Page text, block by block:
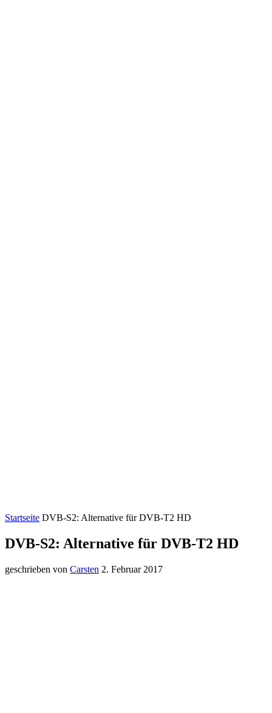
Startseite DVB-S2: Alternative für DVB-T2 HD
DVB-S2: Alternative für DVB-T2 HD
geschrieben von Carsten 2. Februar 2017